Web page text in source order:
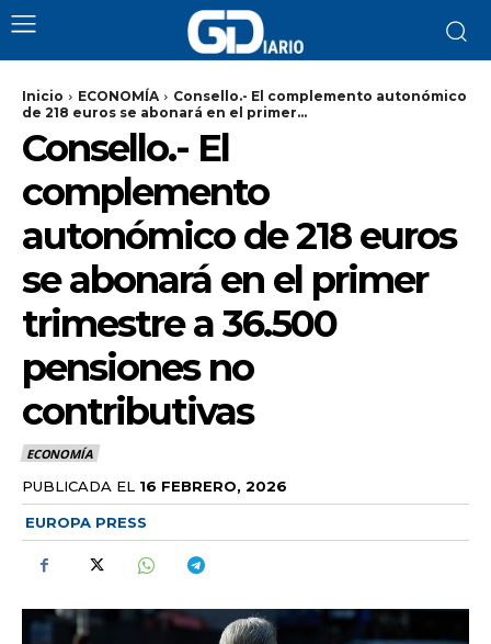
Inicio ECONOMÍA
Consello.- El complemento autonómico
de 218 euros se abonará en el primer...
Consello.- El
complemento
autonómico de 218 euros
se abonará en el primer
trimestre a 36.500
pensiones no
contributivas
ECONOMÍA
PUBLICADA EL 16 FEBRERO, 2026
EUROPA PRESS